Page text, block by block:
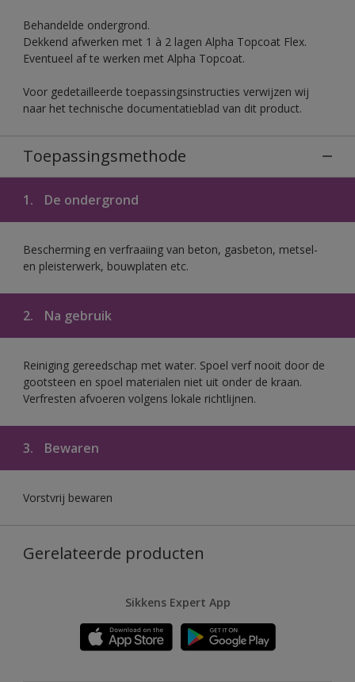
Behandelde ondergrond.
Dekkend afwerken met 1 à 2 lagen Alpha Topcoat Flex.
Eventueel af te werken met Alpha Topcoat.
Voor gedetailleerde toepassingsinstructies verwijzen wij
naar het technische documentatieblad van dit product.
Toepassingsmethode
1. De ondergrond
Bescherming en verfraaiing van beton, gasbeton, metsel-
en pleisterwerk, bouwplaten etc.
2. Na gebruik
Reiniging gereedschap met water. Spoel verf nooit door de
gootsteen en spoel materialen niet uit onder de kraan.
Verfresten afvoeren volgens lokale richtlijnen.
3. Bewaren
Vorstvrij bewaren
Gerelateerde producten
Sikkens Expert App